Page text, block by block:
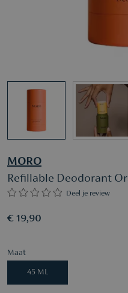
MORO
Refillable Deodorant
Deel je review
€ 19,90
Maat
45 ML